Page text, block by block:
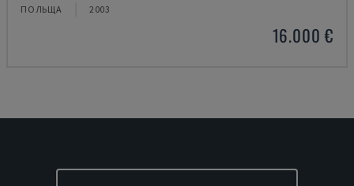
ПОЛЬЩА 2003
16.000 €